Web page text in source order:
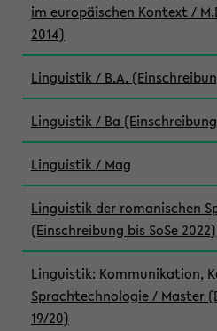
im europäischen Kontext /
2014)
Linguistik / B.A.
Linguistik / Ba (Einschreibung
Linguistik / Mag
Linguistik der romanischen
(Einschreibung bis SoSe 2022)
Linguistik: Kommunikation,
Sprachtechnologie / Master
19/20)